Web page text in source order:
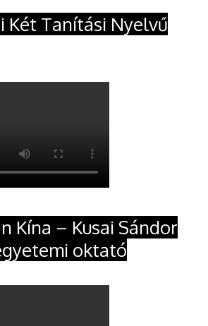
Két Tanítási Nyelvű
Kína – Kusai Sándor
oktató